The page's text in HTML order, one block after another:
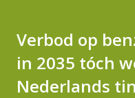
Verbod op
in 2035 tóch
Nederlands